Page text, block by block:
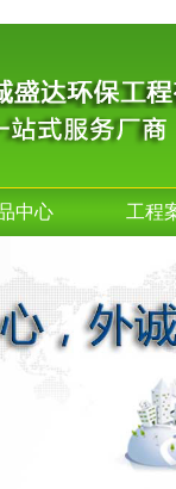
中心 工程